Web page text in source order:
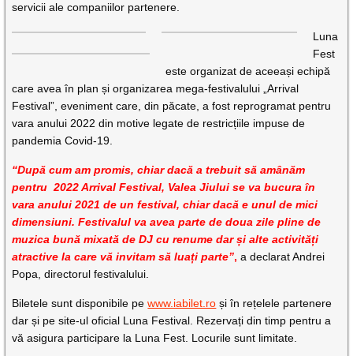
servicii ale companiilor partenere.
Luna
Fest
este organizat de aceeași echipă
care avea în plan și organizarea mega-festivalului „Arrival
Festival”, eveniment care, din păcate, a fost reprogramat pentru
vara anului 2022 din motive legate de restricțiile impuse de
pandemia Covid-19.
“După cum am promis, chiar dacă a trebuit să amânăm
pentru 2022 Arrival Festival, Valea Jiului se va bucura în
vara anului 2021 de un festival, chiar dacă e unul de mici
dimensiuni. Festivalul va avea parte de doua zile pline de
muzica bună mixată de DJ cu renume dar și alte activități
atractive la care vă invitam să luați parte”, a declarat Andrei
Popa, directorul festivalului.
Biletele sunt disponibile pewww.iabilet.ro și în rețelele partenere
dar și pe site-ul oficial Luna Festival. Rezervați din timp pentru a
vă asigura participare la Luna Fest. Locurile sunt limitate.